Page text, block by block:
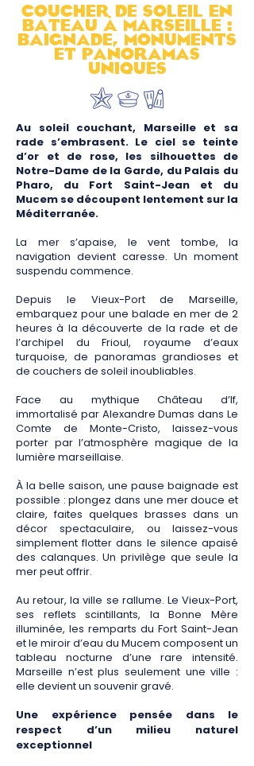
Coucher de soleil en
bateau À Marseille :
baignade, monuments
et panoramaS
uniqueS
Au soleil couchant, Marseille et sa
rade s’embrasent. Le ciel se teinte
d’or et de rose, les silhouettes de
Notre-Dame de la Garde, du Palais du
Pharo, du Fort Saint-Jean et du
Mucem se découpent lentement sur la
Méditerranée.
La mer s’apaise, le vent tombe, la
navigation devient caresse. Un moment
suspendu commence.
Depuis le Vieux-Port de Marseille,
embarquez pour une balade en mer de 2
heures à la découverte de la rade et de
l’archipel du Frioul, royaume d’eaux
turquoise, de panoramas grandioses et
de couchers de soleil inoubliables.
Face au mythique Château d’If,
immortalisé par Alexandre Dumas dans Le
Comte de Monte-Cristo, laissez-vous
porter par l’atmosphère magique de la
lumière marseillaise.
À la belle saison, une pause baignade est
possible : plongez dans une mer douce et
claire, faites quelques brasses dans un
décor spectaculaire, ou laissez-vous
simplement flotter dans le silence apaisé
des calanques. Un privilège que seule la
mer peut offrir.
Au retour, la ville se rallume. Le Vieux-Port,
ses reflets scintillants, la Bonne Mère
illuminée, les remparts du Fort Saint-Jean
et le miroir d’eau du Mucem composent un
tableau nocturne d’une rare intensité.
Marseille n’est plus seulement une ville :
elle devient un souvenir gravé.
Une expérience pensée dans le
respect d’un milieu naturel
exceptionnel